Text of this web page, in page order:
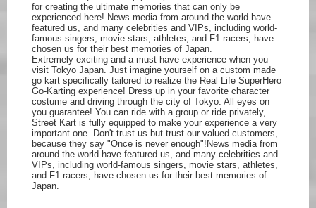
for creating the ultimate memories that can only be
experienced here! News media from around the world have
featured us, and many celebrities and VIPs, including world-
famous singers, movie stars, athletes, and F1 racers, have
chosen us for their best memories of Japan.
Extremely exciting and a must have experience when you
visit Tokyo Japan. Just imagine yourself on a custom made
go kart specifically tailored to realize the Real Life SuperHero
Go-Karting experience! Dress up in your favorite character
costume and driving through the city of Tokyo. All eyes on
you guarantee! You can ride with a group or ride privately,
Street Kart is fully equipped to make your experience a very
important one. Don't trust us but trust our valued customers,
because they say "Once is never enough"!News media from
around the world have featured us, and many celebrities and
VIPs, including world-famous singers, movie stars, athletes,
and F1 racers, have chosen us for their best memories of
Japan.